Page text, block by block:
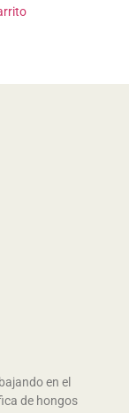
en el
de hongos